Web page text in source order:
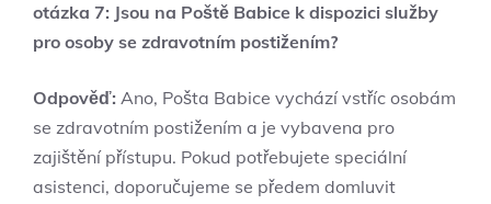
otázka 7: Jsou na Poště Babice k dispozici služby
pro osoby se zdravotním postižením?
Odpověď: Ano, Pošta Babice vychází vstříc osobám
se zdravotním postižením a je vybavena pro
zajištění přístupu. Pokud potřebujete speciální
asistenci, doporučujeme se předem domluvit